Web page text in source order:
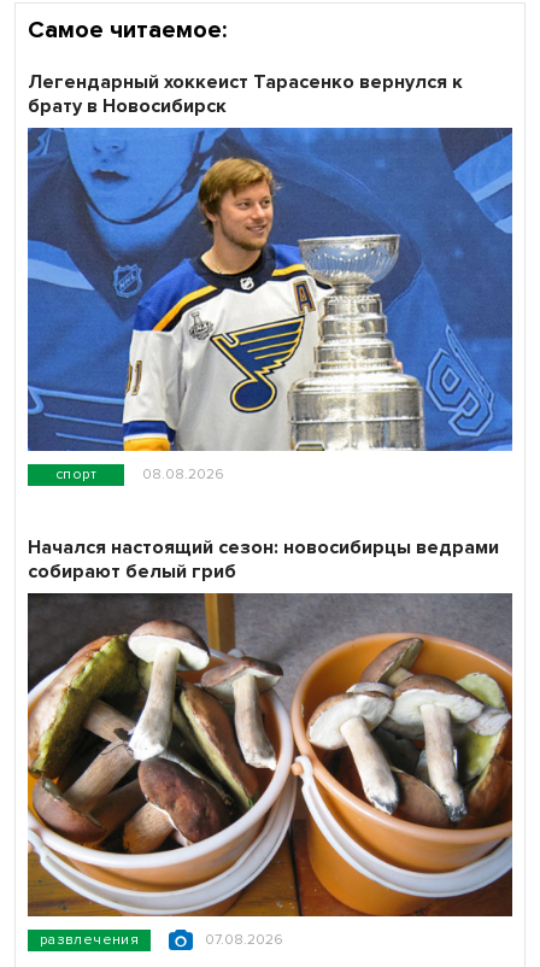
Самое читаемое:
спорт 08.08.2026
Легендарный хоккеист Тарасенко вернулся к
брату в Новосибирск
развлечения 07.08.2026
Начался настоящий сезон: новосибирцы ведрами
собирают белый гриб